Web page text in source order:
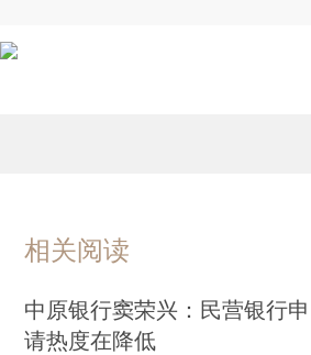
相关阅读
中原银行窦荣兴：民营银行申
请热度在降低